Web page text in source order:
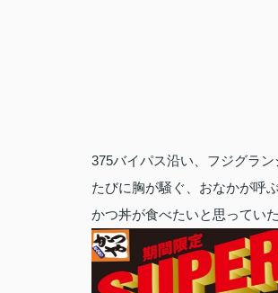
375バイパス沿い、フジグラ
たびに胸が騒ぐ、おなかが呼
かつ丼が食べたいと思ってい